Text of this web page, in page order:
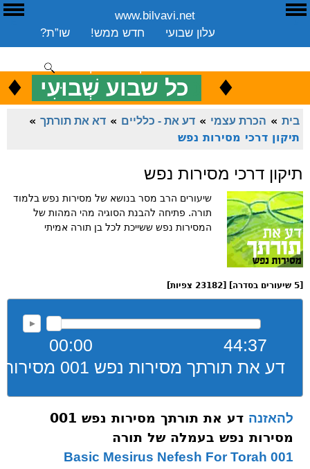
www.bilvavi.net
שו”ת?
חדש ממש!
עלון שבועי
שיעורים שבועי
ספרים
ארכיון
סקירה כללית
ENGLISH ♦ כל שבוע שְׁבוּעִי ♦
בית » הכרת עצמי » דע את - כלליים » דא את תורתך »
תיקון דרכי מסירות נפש
תיקון דרכי מסירות נפש
שיעורים הרב מסר בנושא של מסירות נפש בלמוד
תורה. פתיחה להבנת הסוגיה מהי המהות של
המסירות נפש ששייכת לכל בן תורה אמיתי
00:00
44:37
דע את תורתך מסירות נפש 001 מסירות נפש בעמלה של תורה
להאזנה
דע את תורתך מסירות נפש 001
מסירות נפש בעמלה של תורה
001 Basic Mesirus Nefesh For Torah